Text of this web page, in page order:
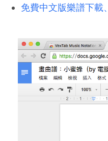
免費中文版樂譜下載